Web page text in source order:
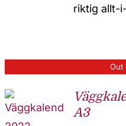
riktig allt-
Out
A3